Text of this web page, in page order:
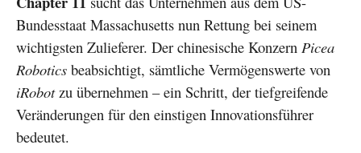
Bundesstaat Massachusetts nun Rettung bei seinem
wichtigsten Zulieferer. Der chinesische Konzern Picea
Robotics beabsichtigt, sämtliche Vermögenswerte von
iRobotzu übernehmen – ein Schritt, der tiefgreifende
Veränderungen für den einstigen Innovationsführer
bedeutet.